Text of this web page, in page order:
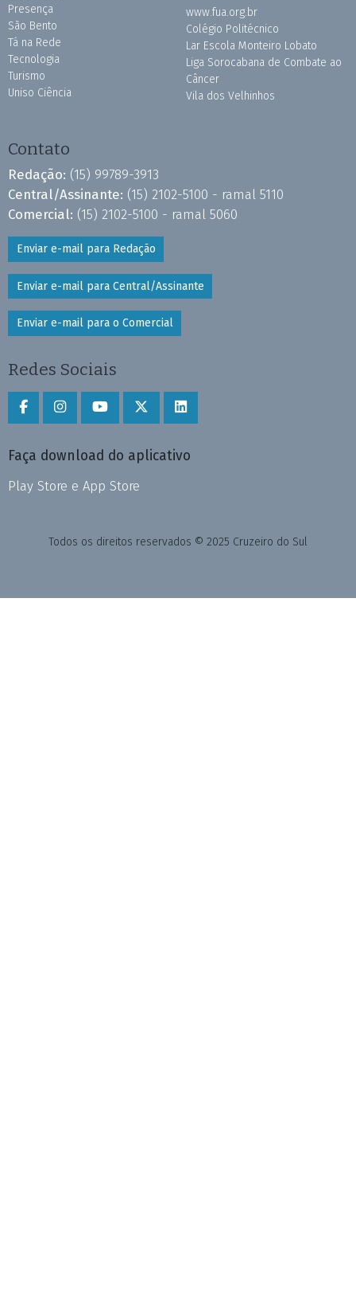
Presença
São Bento
Tá na Rede
Tecnologia
Turismo
Uniso Ciência
www.fua.org.br
Colégio Politécnico
Lar Escola Monteiro Lobato
Liga Sorocabana de Combate ao
Câncer
Vila dos Velhinhos
Contato
Redação: (15) 99789-3913
Central/Assinante: (15) 2102-5100 - ramal 5110
Comercial: (15) 2102-5100 - ramal 5060
Enviar e-mail para Redação
Enviar e-mail para Central/Assinante
Enviar e-mail para o Comercial
Redes Sociais
Faça download do aplicativo
Play Store e App Store
Todos os direitos reservados © 2025 Cruzeiro do Sul